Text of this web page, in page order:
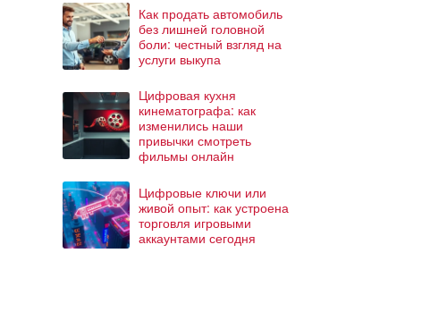
Как продать автомобиль
без лишней головной
боли: честный взгляд на
услуги выкупа
Цифровая кухня
кинематографа: как
изменились наши
привычки смотреть
фильмы онлайн
Цифровые ключи или
живой опыт: как устроена
торговля игровыми
аккаунтами сегодня